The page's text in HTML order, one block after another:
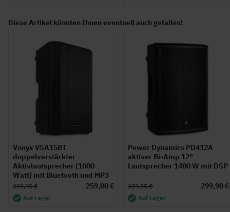
Diese Artikel könnten Ihnen eventuell auch gefallen!
Vonyx VSA15BT
doppelverstärkter
Aktivlautsprecher (1000
Watt) mit Bluetooth und MP3
259,00 €
299,95 €
Auf Lager
Power Dynamics PD412A
aktiver Bi-Amp 12"
Lautsprecher 1400 W mit DSP
299,90 €
359,95 €
Auf Lager